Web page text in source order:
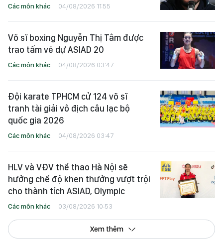
Các môn khác 04/08/2026 11:55
Võ sĩ boxing Nguyễn Thị Tâm được
trao tấm vé dự ASIAD 20
Các môn khác 04/08/2026 03:47
Đội karate TPHCM cử 124 võ sĩ
tranh tài giải vô địch câu lạc bộ
quốc gia 2026
Các môn khác 04/08/2026 03:47
HLV và VĐV thể thao Hà Nội sẽ
hưởng chế độ khen thưởng vượt trội
cho thành tích ASIAD, Olympic
Các môn khác 03/08/2026 10:53
Xem thêm